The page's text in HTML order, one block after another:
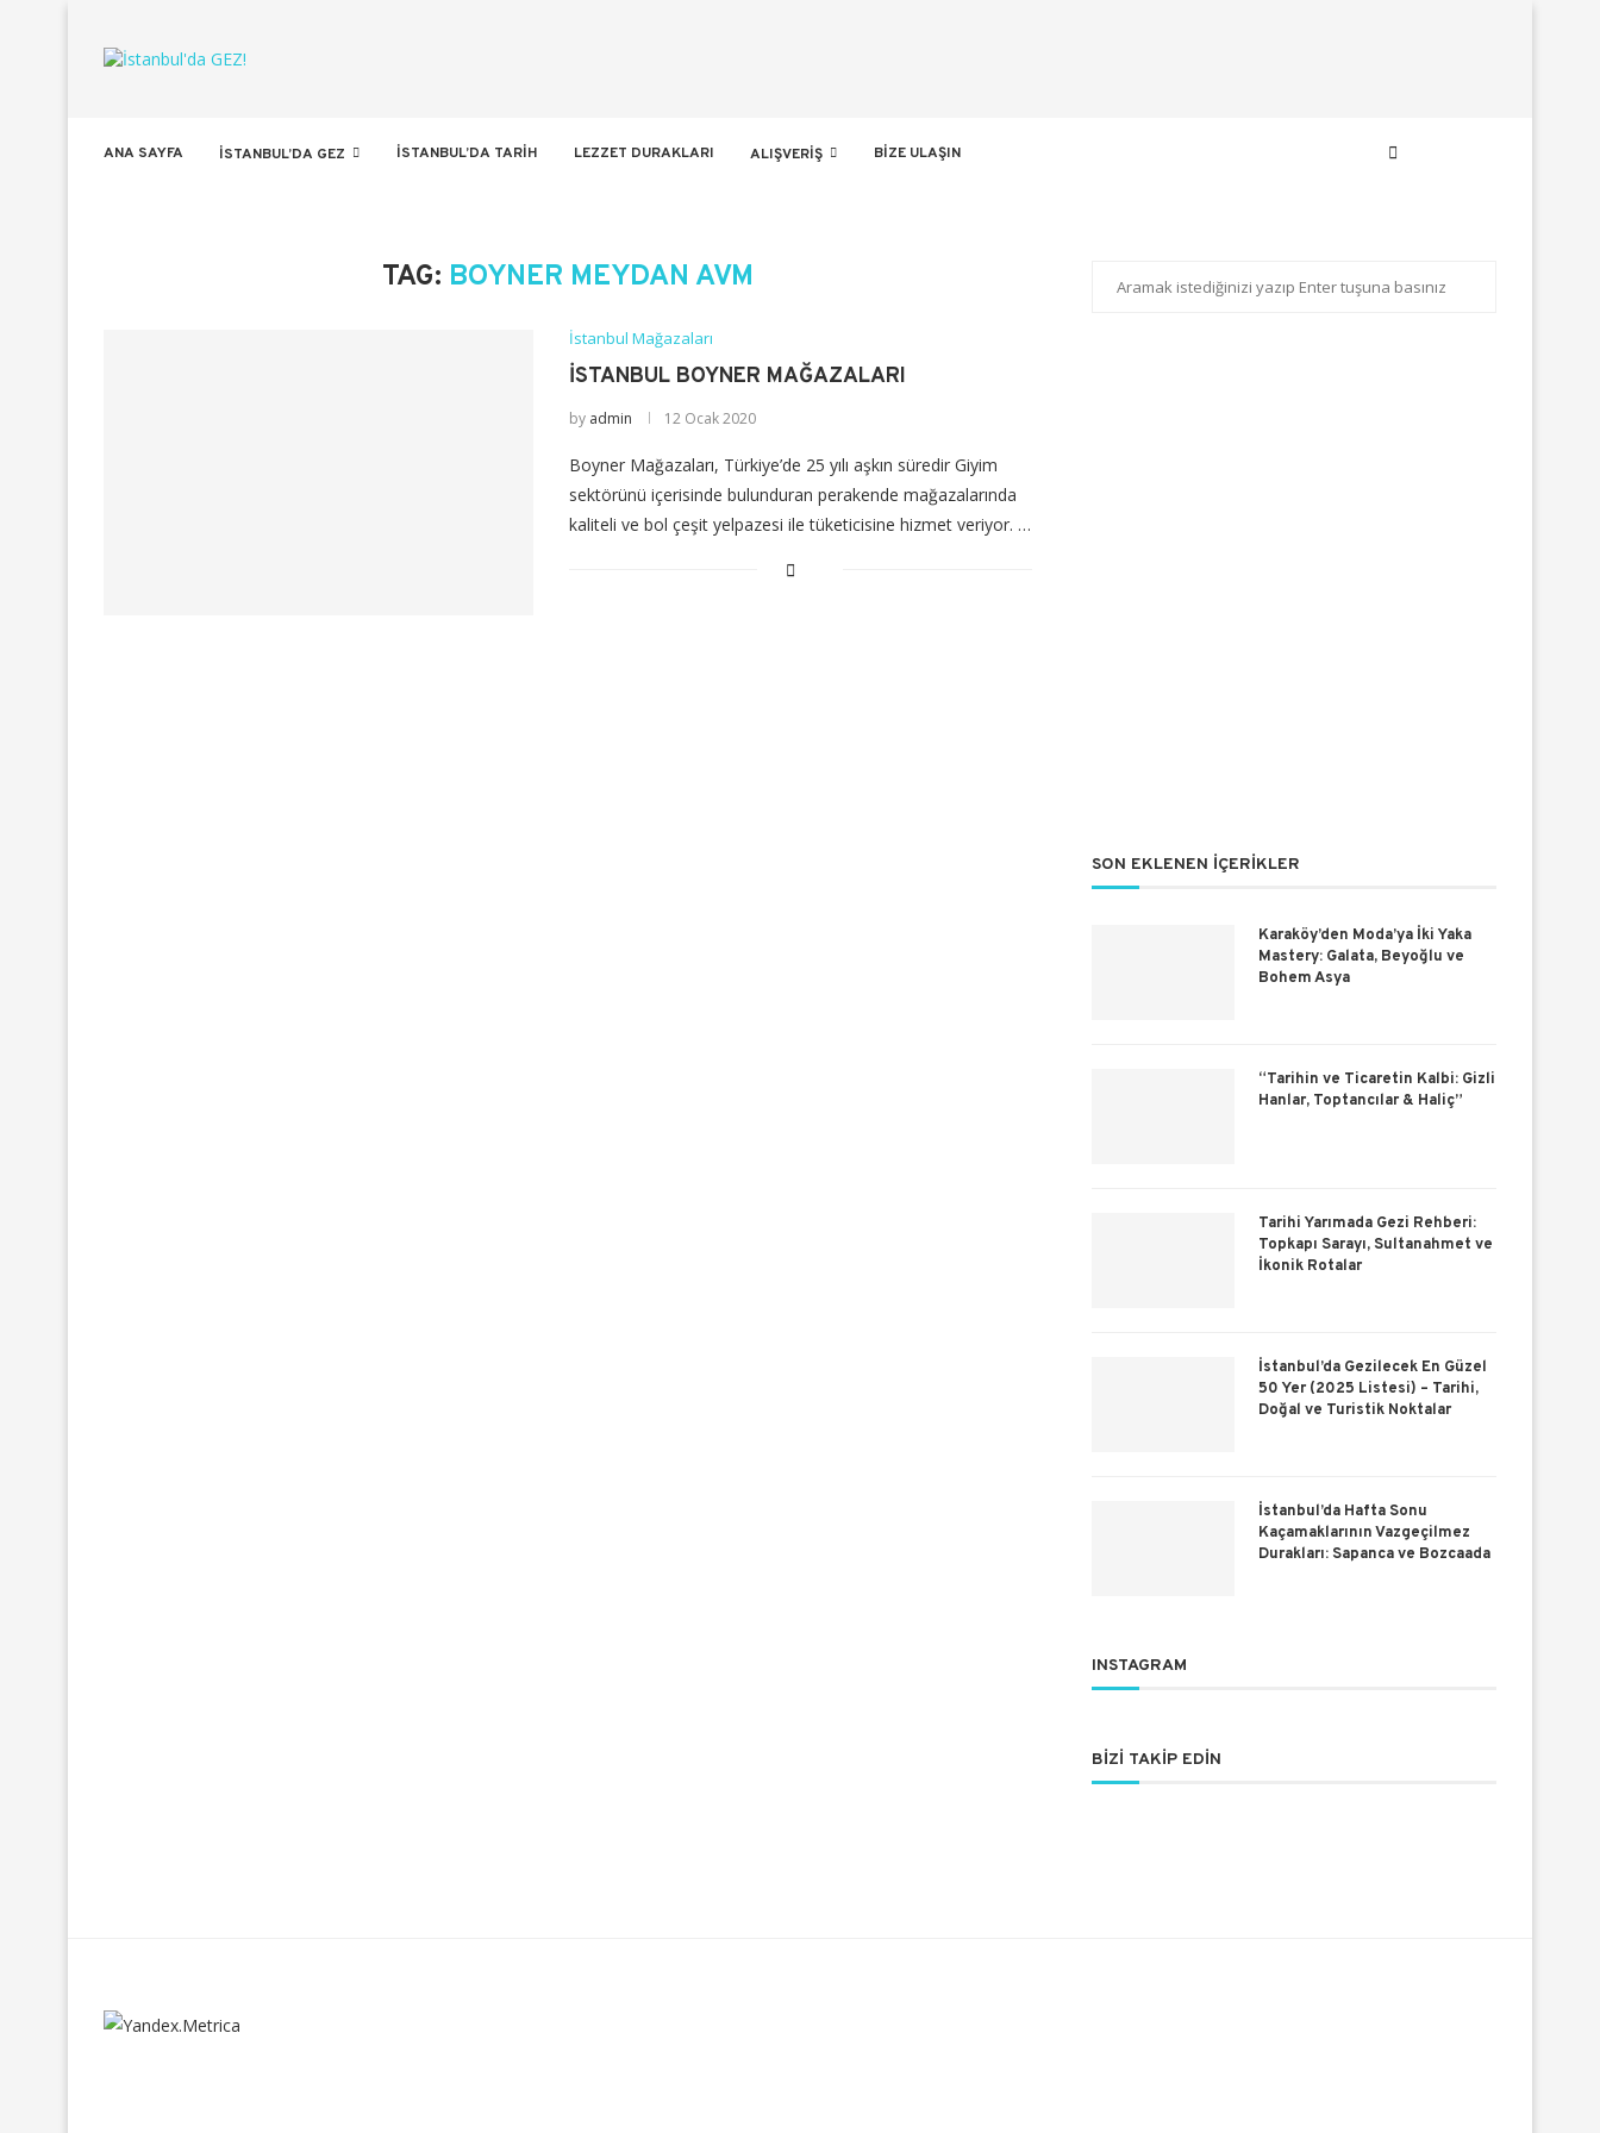
ANA SAYFA İSTANBUL’DA GEZ İSTANBUL’DA TARIH LEZZET DURAKLARI ALIŞVERIŞ BIZE ULAŞIN
TAG: BOYNER MEYDAN AVM
İstanbul Mağazaları
İSTANBUL BOYNER MAĞAZALARI
by admin 12 Ocak 2020
Boyner Mağazaları, Türkiye’de 25 yılı aşkın süredir Giyim
sektörünü içerisinde bulunduran perakende mağazalarında
kaliteli ve bol çeşit yelpazesi ile tüketicisine hizmet veriyor. …
SON EKLENEN İÇERIKLER
Karaköy’den Moda’ya İki Yaka
Mastery: Galata, Beyoğlu ve
Bohem Asya
“Tarihin ve Ticaretin Kalbi: Gizli
Hanlar, Toptancılar & Haliç”
Tarihi Yarımada Gezi Rehberi:
Topkapı Sarayı, Sultanahmet ve
İkonik Rotalar
İstanbul’da Gezilecek En Güzel
50 Yer (2025 Listesi) – Tarihi,
Doğal ve Turistik Noktalar
İstanbul’da Hafta Sonu
Kaçamaklarının Vazgeçilmez
Durakları: Sapanca ve Bozcaada
INSTAGRAM
BIZI TAKIP EDIN